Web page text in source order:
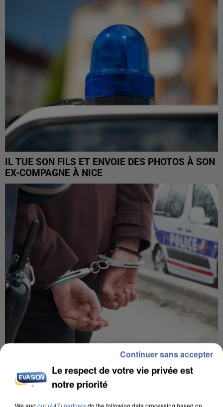
IL TUE SON FILS ET ENVOIE DES PHOTOS À SON
EX-COMPAGNE À NICE
L’UN DES FONDATEURS SUPPOSÉS DE LA DZ
MAFIA INTERPELLÉ EN ALGÉRIE
Le respect de votre vie privée est
notre priorité
We and our (447) partnersdo the following data processing based on
Continuer sans accepter